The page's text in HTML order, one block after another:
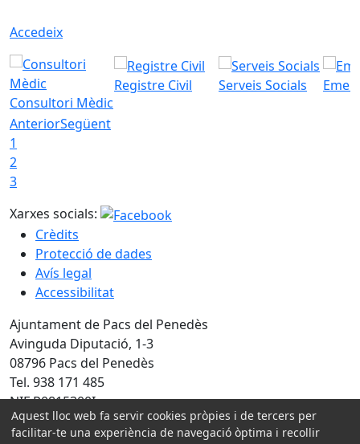
Accedeix
Consultori Mèdic
Registre Civil Serveis Socials
AnteriorSegüent
1
2
3
Xarxes socials:
Crèdits
Protecció de dades
Avís legal
Accessibilitat
Ajuntament de Pacs del Penedès
Avinguda Diputació, 1-3
08796 Pacs del Penedès
Tel. 938 171 485
NIF P0815300I
Amb la col·laboració de:
Aquest lloc web fa servir cookies pròpies i de tercers per
facilitar-te una experiència de navegació òptima i recollir